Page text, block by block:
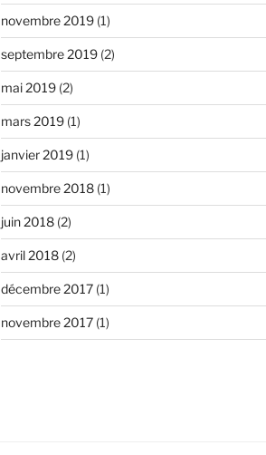
novembre 2019(1)
septembre 2019(2)
mai 2019(2)
mars 2019(1)
janvier 2019(1)
novembre 2018(1)
juin 2018(2)
avril 2018(2)
décembre 2017(1)
novembre 2017(1)